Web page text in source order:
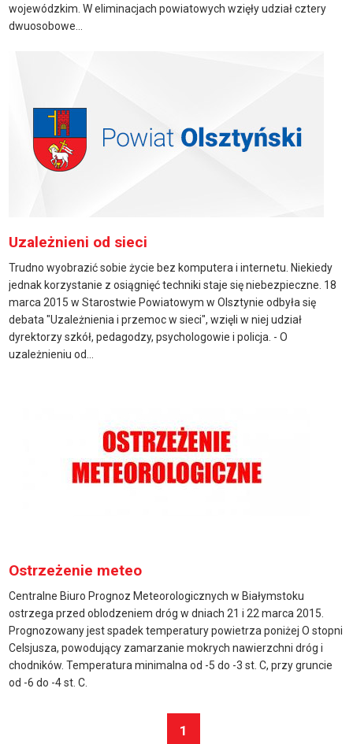
wojewódzkim. W eliminacjach powiatowych wzięły udział cztery
dwuosobowe...
Uzależnieni od sieci
Trudno wyobrazić sobie życie bez komputera i internetu. Niekiedy
jednak korzystanie z osiągnięć techniki staje się niebezpieczne. 18
marca 2015 w Starostwie Powiatowym w Olsztynie odbyła się
debata "Uzależnienia i przemoc w sieci", wzięli w niej udział
dyrektorzy szkół, pedagodzy, psychologowie i policja. - O
uzależnieniu od...
Ostrzeżenie meteo
Centralne Biuro Prognoz Meteorologicznych w Białymstoku
ostrzega przed oblodzeniem dróg w dniach 21 i 22 marca 2015.
Prognozowany jest spadek temperatury powietrza poniżej O stopni
Celsjusza, powodujący zamarzanie mokrych nawierzchni dróg i
chodników. Temperatura minimalna od -5 do -3 st. C, przy gruncie
od -6 do -4 st. C.
1